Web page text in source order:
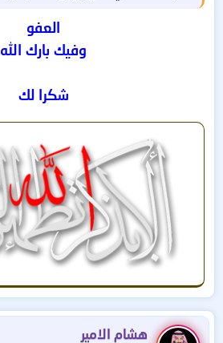
العفو
وفيك بارك الله
شكرا لك
هشام الامير